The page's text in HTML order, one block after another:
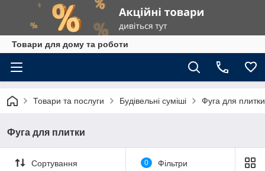
Товари для дому та роботи
Товари та послуги Будівельні суміші Фуга для плитки
Фуга для плитки
Сортування 0 Фільтри